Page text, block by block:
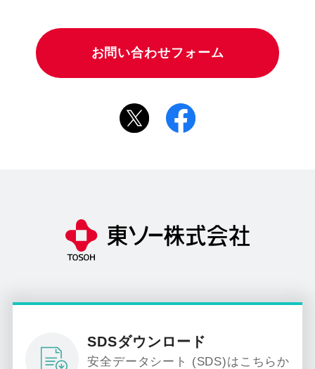
お問い合わせフォーム
SDSダウンロード
安全データシート (SDS)はこちらか